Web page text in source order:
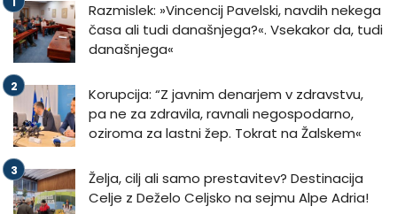
Razmislek: »Vincencij Pavelski, navdih nekega
časa ali tudi današnjega?«. Vsekakor da, tudi
današnjega«
Korupcija: “Z javnim denarjem v zdravstvu,
pa ne za zdravila, ravnali negospodarno,
oziroma za lastni žep. Tokrat na Žalskem«
Želja, cilj ali samo prestavitev? Destinacija
Celje z Deželo Celjsko na sejmu Alpe Adria!